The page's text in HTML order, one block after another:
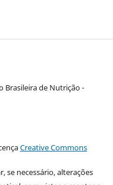
Brasileira de Nutrição -
Creative Commons
se necessário, alterações